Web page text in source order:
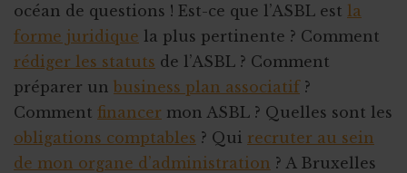
océan de questions ! Est-ce que l’ASBL est la
forme juridique la plus pertinente ? Comment
rédiger les statuts de l’ASBL ? Comment
préparer un business plan associatif?
Comment financer mon ASBL ? Quelles sont les
obligations comptables ? Qui recruter au sein
de mon organe d’administration ? A Bruxelles